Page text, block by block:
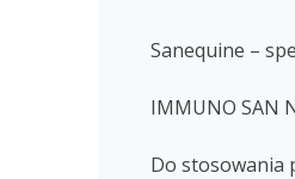
Sanequine –
IMMUNO SAN
Do stosowania